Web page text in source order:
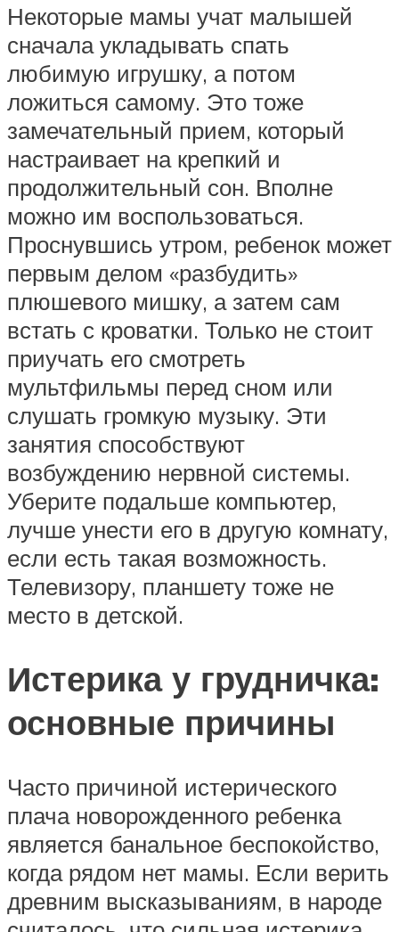
Некоторые мамы учат малышей
сначала укладывать спать
любимую игрушку, а потом
ложиться самому. Это тоже
замечательный прием, который
настраивает на крепкий и
продолжительный сон. Вполне
можно им воспользоваться.
Проснувшись утром, ребенок может
первым делом «разбудить»
плюшевого мишку, а затем сам
встать с кроватки. Только не стоит
приучать его смотреть
мультфильмы перед сном или
слушать громкую музыку. Эти
занятия способствуют
возбуждению нервной системы.
Уберите подальше компьютер,
лучше унести его в другую комнату,
если есть такая возможность.
Телевизору, планшету тоже не
место в детской.
Истерика у грудничка:
основные причины
Часто причиной истерического
плача новорожденного ребенка
является банальное беспокойство,
когда рядом нет мамы. Если верить
древним высказываниям, в народе